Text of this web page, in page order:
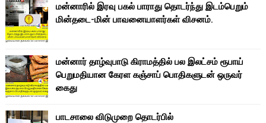
மன்னாரில் இரவு பகல் பாராது தொடர்ந்து இடம்பெறும்
மின்தடை-மின் பாவனையாளர்கள் விசனம்.
மன்னார் தாழ்வுபாடு கிராமத்தில் பல இலட்சம் ரூபாய்
பெறுமதியான கேரள கஞ்சாப் பொதிகளுடன் ஒருவர்
கைது
பாடசாலை விடுமுறை தொடர்பில்